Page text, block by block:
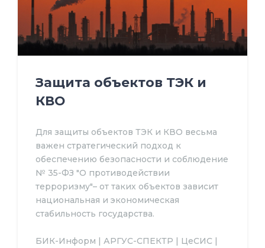
Защита объектов ТЭК и
КВО
Для защиты объектов ТЭК и КВО весьма
важен стратегический подход к
обеспечению безопасности и соблюдение
№ 35-ФЗ "О противодействии
терроризму"– от таких объектов зависит
национальная и экономическая
стабильность государства.
БИК-Информ | АРГУС-СПЕКТР | ЦеСИС |